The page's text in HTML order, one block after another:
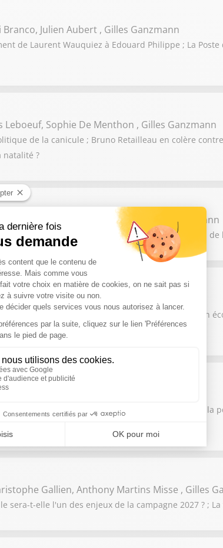
Julien Aubert , Gilles Ganzmann
de Laurent Wauquiez à Edouard Philippe ; La
Sophie De Menthon , Gilles Ganzmann
de la canicule ; Bruno Retailleau en colère
natalité ?
Platret, Arnaud Benedetti, Gilles Ganzmann
veut censurer le gouvernement pour la gestion
Raïche, Rachida Kaaout , Gilles Ganzmann
de Monique Barbut, ministre de la Transition
parler d'"ensauvagement"
Stéphan, Jean-Claude Beaujour
Bardella domine les sondages. Comprenez-vous la
Gallien, Anthony Martins Misse , Gilles
sera-t-elle l'un des enjeux de la campagne 2027 ? ;